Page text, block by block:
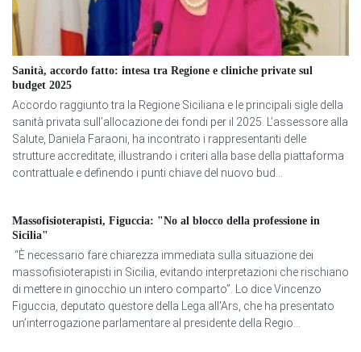
Sanità, accordo fatto: intesa tra Regione e cliniche private sul
budget 2025
Accordo raggiunto tra la Regione Siciliana e le principali sigle della
sanità privata sull’allocazione dei fondi per il 2025. L’assessore alla
Salute, Daniela Faraoni, ha incontrato i rappresentanti delle
strutture accreditate, illustrando i criteri alla base della piattaforma
contrattuale e definendo i punti chiave del nuovo bud...
Massofisioterapisti, Figuccia: "No al blocco della professione in
Sicilia"
“È necessario fare chiarezza immediata sulla situazione dei
massofisioterapisti in Sicilia, evitando interpretazioni che rischiano
di mettere in ginocchio un intero comparto”. Lo dice Vincenzo
Figuccia, deputato questore della Lega all'Ars, che ha presentato
un’interrogazione parlamentare al presidente della Regio...